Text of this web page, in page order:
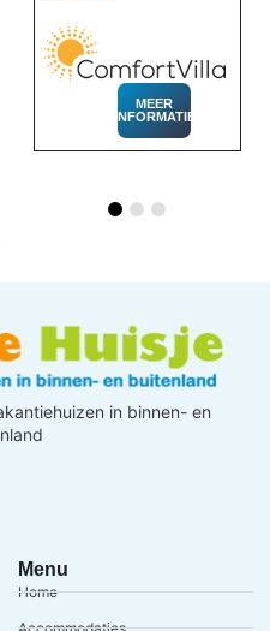
MEER
INFORMATIE
in binnen- en
Menu
Home